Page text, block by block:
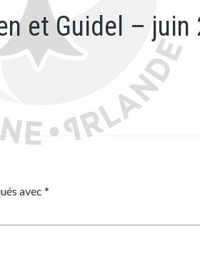
et Guidel – juin
avec *